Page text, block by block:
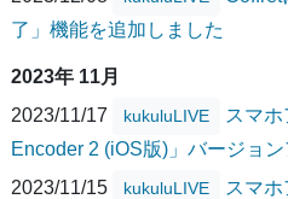
了」機能を追加しました
2023年 11月
2023/11/17
kukuluLIVE
スマ
Encoder 2 (iOS版)」バージョ
2023/11/15
kukuluLIVE
スマ